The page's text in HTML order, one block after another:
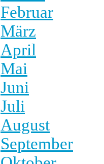
Februar
März
April
Mai
Juni
Juli
August
September